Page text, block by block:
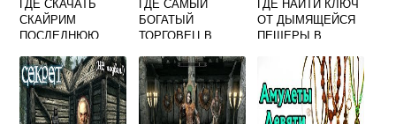
СКАЙРИМ
ПОСЛЕДНЮЮ
БОГАТЫЙ
ТОРГОВЕЦ В
ОТ ДЫМЯЩЕЙСЯ
ПЕЩЕРЫ В